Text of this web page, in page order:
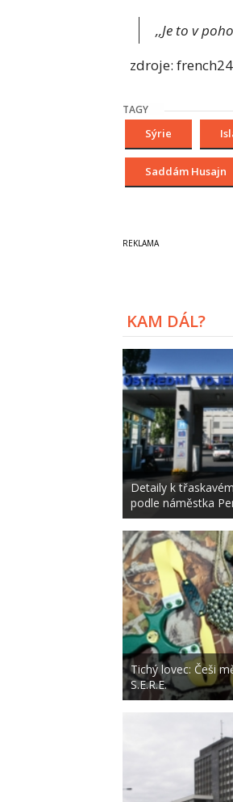
,,Je to v
zdroje:
TAGY
Sýrie
Saddám Husajn
KAM DÁL?
Detaily k
podle náměstka
Tichý lovec: Češi
S.E.R.E.